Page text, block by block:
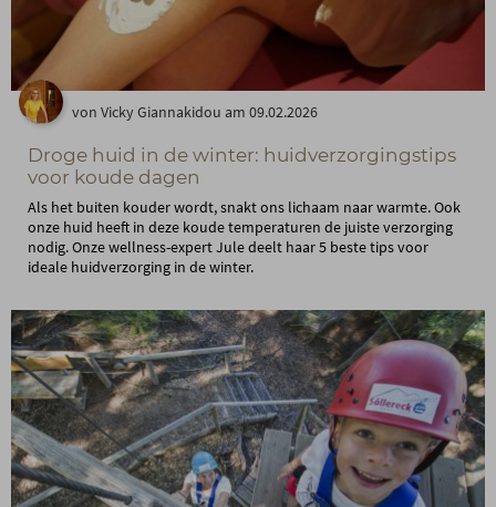
von Vicky Giannakidou am 09.02.2026
Droge huid in de winter: huidverzorgingstips
voor koude dagen
Als het buiten kouder wordt, snakt ons lichaam naar warmte. Ook
onze huid heeft in deze koude temperaturen de juiste verzorging
nodig. Onze wellness-expert Jule deelt haar 5 beste tips voor
ideale huidverzorging in de winter.